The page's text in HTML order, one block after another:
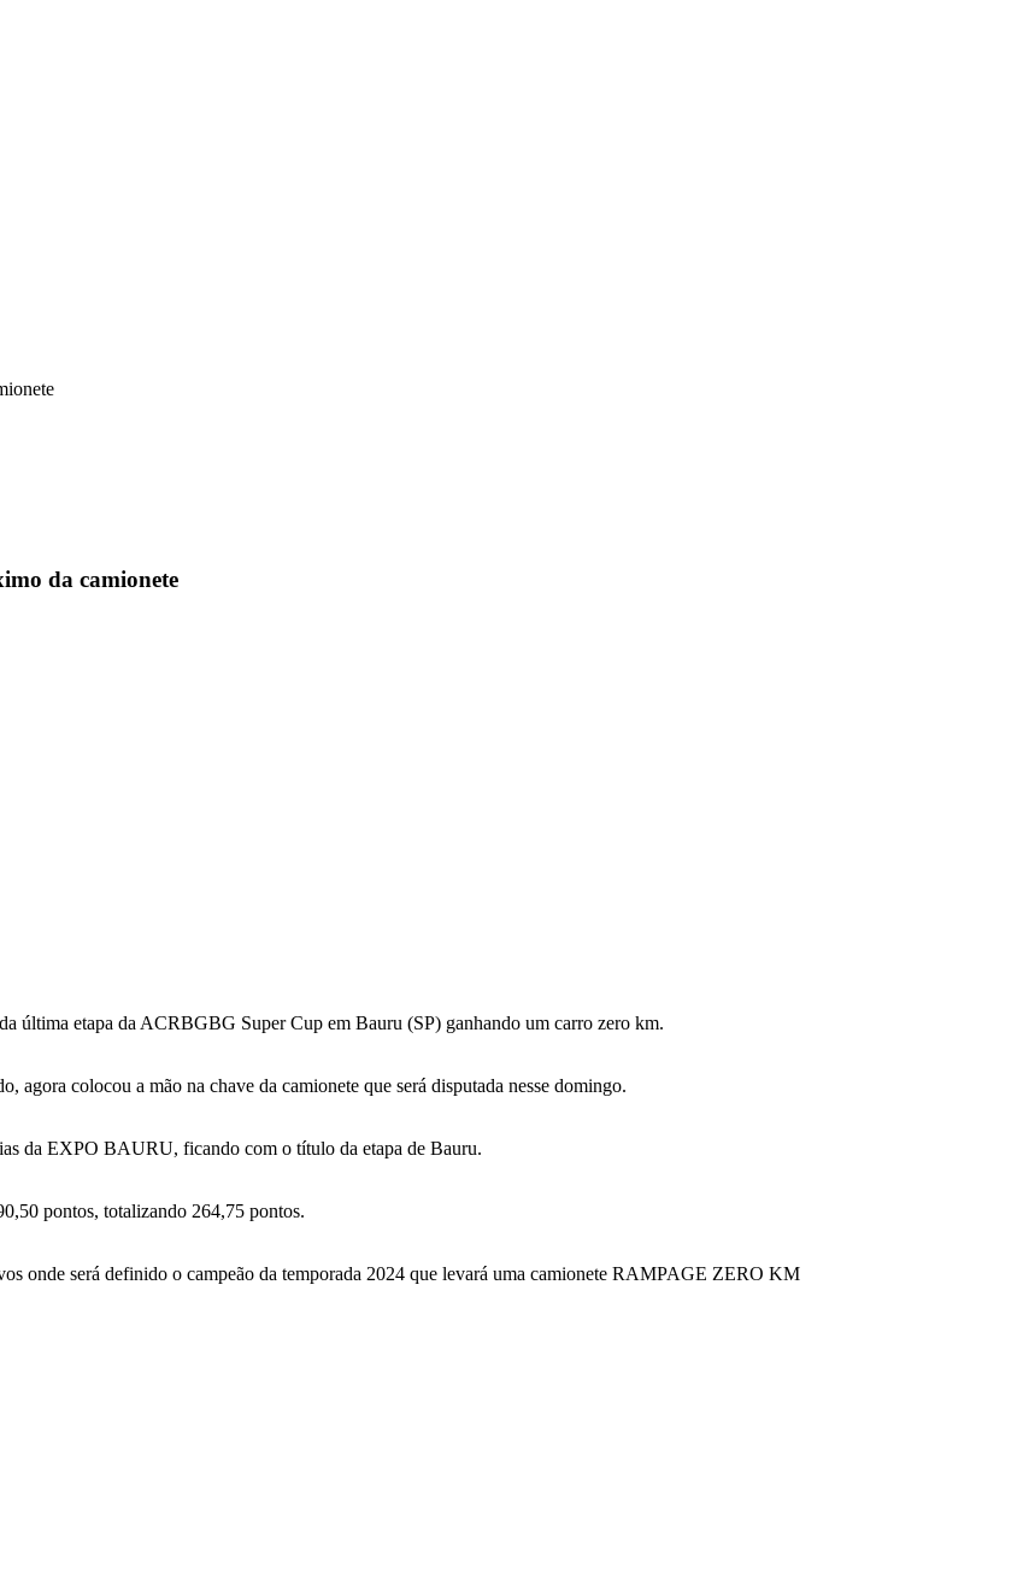
da camionete
última etapa da ACRBGBG Super Cup em Bauru (SP) ganhando um carro zero km.
colocou a mão na chave da camionete que será disputada nesse domingo.
da EXPO BAURU, ficando com o título da etapa de Bauru.
pontos, totalizando 264,75 pontos.
onde será definido o campeão da temporada 2024 que levará uma camionete RAMPAGE ZERO KM